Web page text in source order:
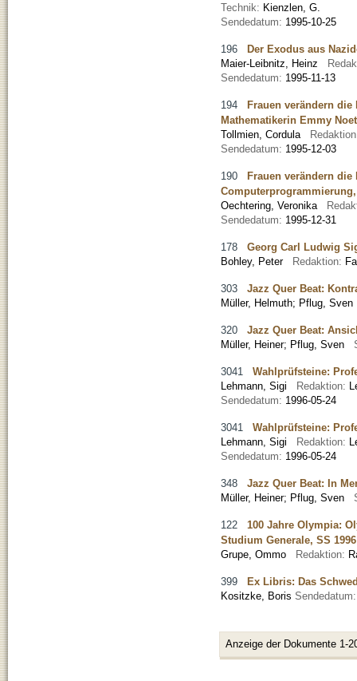
Technik: Kienzlen, G.
Sendedatum: 1995-10-25
196
Der Exodus aus
Maier-Leibnitz, Heinz
Sendedatum: 1995-11-13
194
Frauen verändern
Mathematikerin Emmy
Tollmien, Cordula
Sendedatum: 1995-12-03
190
Frauen verändern
Oechtering, Veronika
Sendedatum: 1995-12-31
178 Georg Carl Ludwig
Bohley, Peter
Redaktion:
303 Jazz Quer Beat:
Müller, Helmuth; Pflug, Sven
320 Jazz Quer Beat:
Müller, Heiner; Pflug, Sven
3041 Wahlprüfsteine:
Lehmann, Sigi
Redaktion:
Sendedatum: 1996-05-24
3041 Wahlprüfsteine:
Lehmann, Sigi
Redaktion:
Sendedatum: 1996-05-24
348 Jazz Quer Beat: In
Müller, Heiner; Pflug, Sven
122 100 Jahre Olympia:
Studium Generale, SS 1996
Grupe, Ommo
Redaktion:
399
Ex Libris: Das
Kositzke, Boris
Anzeige der Dokumente 1-